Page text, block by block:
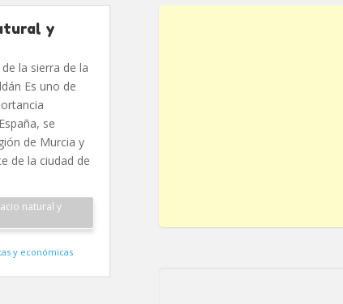
y
la sierra de la
Es uno de
se
de Murcia y
de la ciudad de
natural y
y económicas